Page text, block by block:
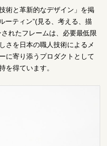
術と革新的なデザイン」を掲
ーティン”(見る、考える、描
れたフレームは、必要最低限
さを日本の職人技術によるメ
に寄り添うプロダクトとして
を得ています。